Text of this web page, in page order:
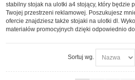
stabilny stojak na ulotki a4 stojący, który będzie
Twojej przestrzeni reklamowej. Poszukujesz
ofercie znajdziesz także stojaki na ulotki dl.
materiałów promocyjnych dzięki odpowiednio
Sortuj wg.